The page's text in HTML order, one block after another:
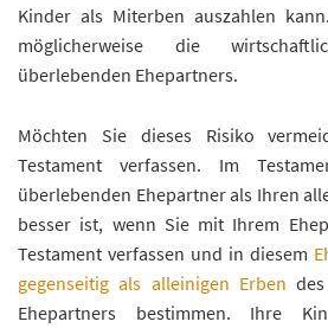
Kinder als Miterben auszahlen
möglicherweise die
überlebenden Ehepartners.
Möchten Sie dieses Risiko
Testament verfassen. Im
überlebenden Ehepartner als Ihren
besser ist, wenn Sie mit Ihrem
Testament verfassen und in diesem
gegenseitig als alleinigen Erben
Ehepartners bestimmen. Ihre